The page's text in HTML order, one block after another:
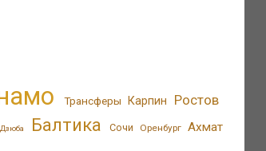
Трансферы Карпин Ростов
Дзюба Балтика Сочи Оренбург Ахмат